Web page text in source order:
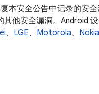
本安全公告中记录的安
他安全漏洞。Android
、 LGE、 Motorola、 Nokia